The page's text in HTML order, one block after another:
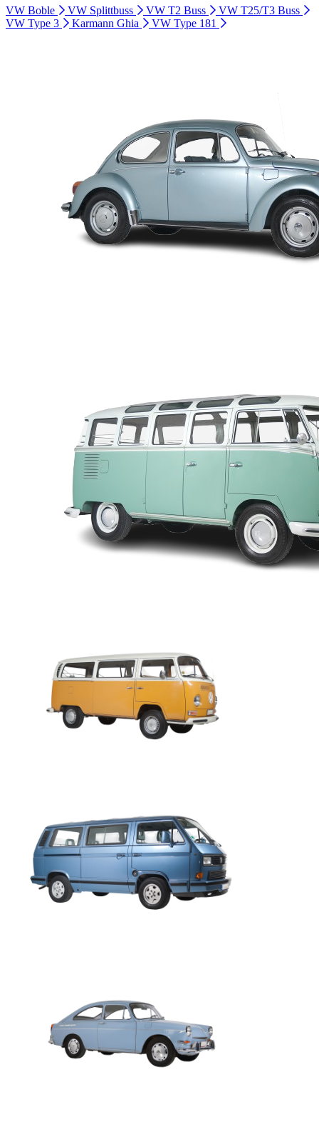
VW Boble
VW Splittbuss VW T2 Buss
VW T25/T3 Buss
VW Type 3
Karmann Ghia VW Type 181